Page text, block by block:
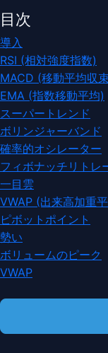
目次
導入
RSI (相対強度指数)
MACD (移動平均収
EMA (指数移動平均)
スーパートレンド
ボリンジャーバンド
確率的オシレーター
フィボナッチリトレ
一目雲
VWAP (出来高加重
ピボットポイント
勢い
ボリュームのピーク
VWAP